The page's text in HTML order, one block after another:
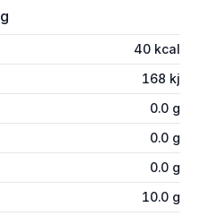
Mandarin 370ml flaske'
40 kcal
168 kj
0.0 g
0.0 g
0.0 g
10.0 g